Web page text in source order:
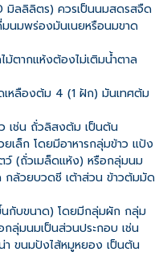
ลลิลิตร) ควรเป็นนมสดรสจืด
มนมพร่องมันเนยหรือนมขาด
ม้ตากแห้งต้องไม่เติมน้ำตาล
หลืองต้ม 4 (1 ฝัก) มันเทศต้ม
เช่น ถั่วลิสงต้ม เป็นต้น
เล็ก โดยมีอาหารกลุ่มข้าว แป้ง
(ถั่วเมล็ดแห้ง) หรือกลุ่มนม
ล้วยบวดชี เต้าส่วน ข้าวต้มมัด
นกับขนาด) โดยมีกลุ่มผัก กลุ่ม
ลุ่มนมเป็นส่วนประกอบ เช่น
า ขนมปังไส้หมูหยอง เป็นต้น